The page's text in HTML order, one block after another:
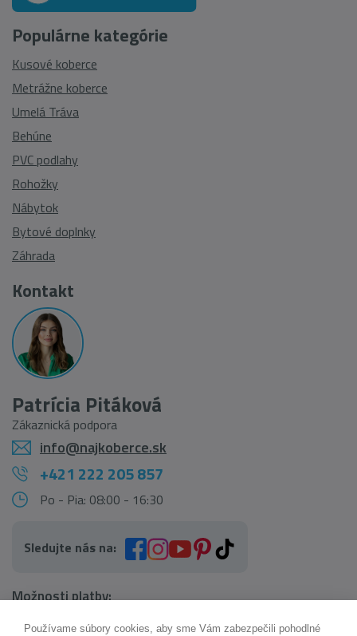
Populárne kategórie
Kusové koberce
Metrážne koberce
Umelá Tráva
Behúne
PVC podlahy
Rohožky
Nábytok
Bytové doplnky
Záhrada
Kontakt
Patrícia Pitáková
Zákaznická podpora
info@najkoberce.sk
+421 222 205 857
Po - Pia: 08:00 - 16:30
Sledujte nás na:
Možnosti platby:
Používame súbory cookies, aby sme Vám zabezpečili pohodlné